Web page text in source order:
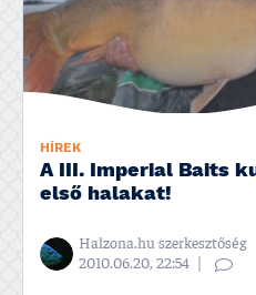
HÍREK
A III. Imperial Baits
első halakat!
Halzona.hu szerkesztőség
2010.06.20, 22:54